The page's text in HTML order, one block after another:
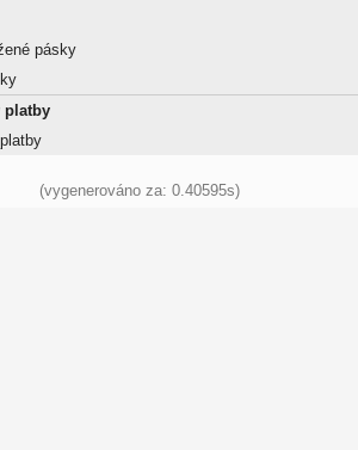
pásky
platby
(vygenerováno za: 0.40595s)